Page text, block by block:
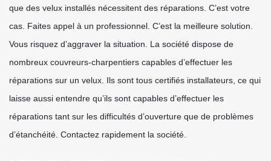
que des velux installés nécessitent des réparations. C’est votre
cas. Faites appel à un professionnel. C’est la meilleure solution.
Vous risquez d’aggraver la situation. La société dispose de
nombreux couvreurs-charpentiers capables d’effectuer les
réparations sur un velux. Ils sont tous certifiés installateurs, ce qui
laisse aussi entendre qu’ils sont capables d’effectuer les
réparations tant sur les difficultés d’ouverture que de problèmes
d’étanchéité. Contactez rapidement la société.